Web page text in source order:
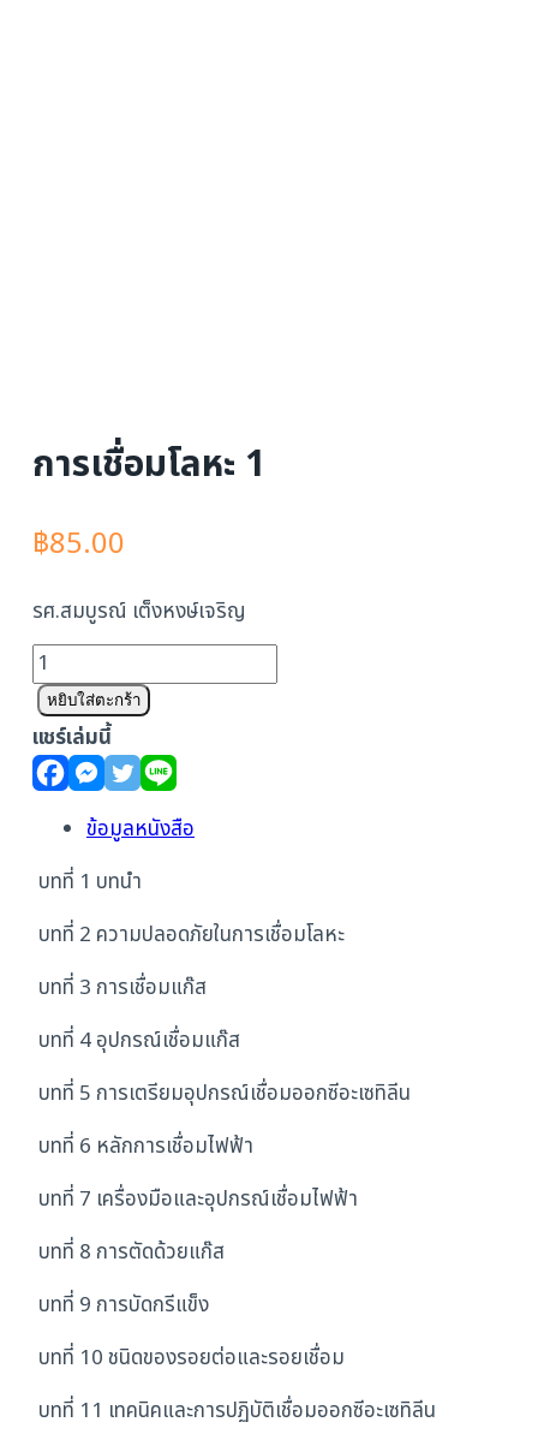
การเชื่อมโลหะ 1
฿85.00
รศ.สมบูรณ์ เต็งหงษ์เจริญ
จำนวน
การ
เชื่อม
โลหะ
1
หยิบใส่ตะกร้า
แชร์เล่มนี้
ข้อมูลหนังสือ
บทที่ 1 บทนำ
บทที่ 2 ความปลอดภัยในการเชื่อมโลหะ
บทที่ 3 การเชื่อมแก๊ส
บทที่ 4 อุปกรณ์เชื่อมแก๊ส
บทที่ 5 การเตรียมอุปกรณ์เชื่อมออกซีอะเซทิลีน
บทที่ 6 หลักการเชื่อมไฟฟ้า
บทที่ 7 เครื่องมือและอุปกรณ์เชื่อมไฟฟ้า
บทที่ 8 การตัดด้วยแก๊ส
บทที่ 9 การบัดกรีแข็ง
บทที่ 10 ชนิดของรอยต่อและรอยเชื่อม
บทที่ 11 เทคนิคและการปฏิบัติเชื่อมออกซีอะเซทิลีน